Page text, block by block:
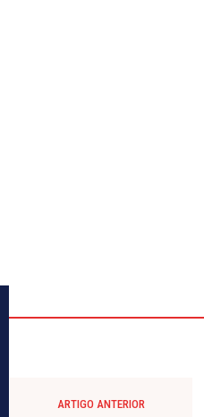
ARTIGO ANTERIOR